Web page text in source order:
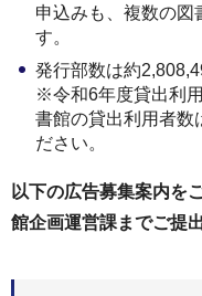
申込みも、複数の図
す。
発行部数は約
※令和6年度貸出利
書館の貸出利用者数
ださい。
以下の広告募集案内を
館企画運営課までご提